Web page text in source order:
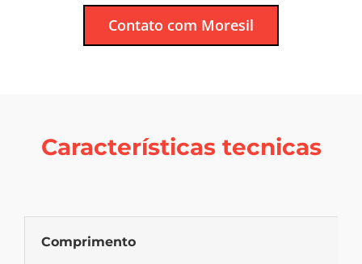
Contato com Moresil
Características tecnicas
Comprimento